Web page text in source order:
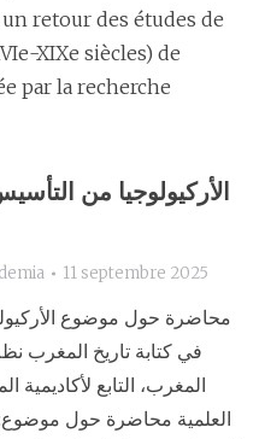
retour des études de
XIXe siècles) de
par la recherche
الأركيولوجيا من
11 septembre 2025
محاضرة حول موضوع
في كتابة تاريخ المغرب
المغرب، التابع لأكاديمية
العلمية محاضرة حول موضوع: